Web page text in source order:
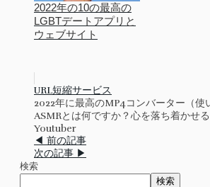
2022年の10の最高の
LGBTデートアプリと
ウェブサイト
URL短縮サービス
2022年に最高のMP4コンバーター（使
ASMRとは何ですか？心を落ち着かせ
Youtuber
◀ 前の記事
次の記事 ▶
検索
検索